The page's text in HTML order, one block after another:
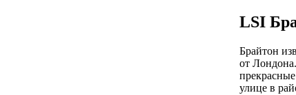
LSI
Брайтон
от
улице в